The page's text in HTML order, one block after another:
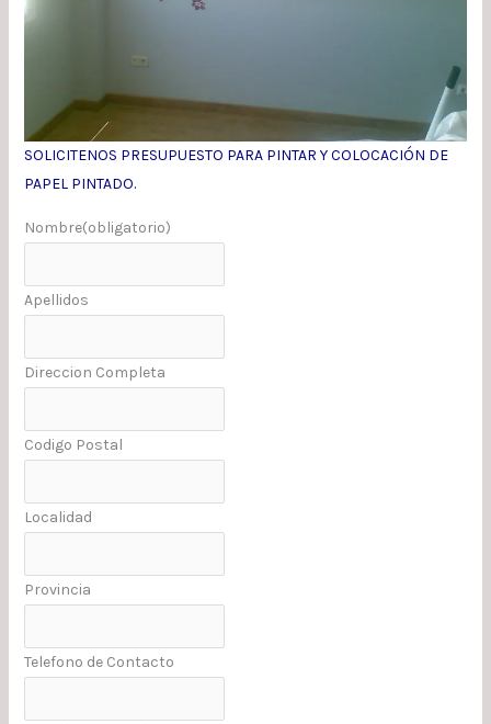
SOLICITENOS PRESUPUESTO PARA PINTAR Y COLOCACIÓN DE
PAPEL PINTADO.
Nombre(obligatorio)
Apellidos
Direccion Completa
Codigo Postal
Localidad
Provincia
Telefono de Contacto